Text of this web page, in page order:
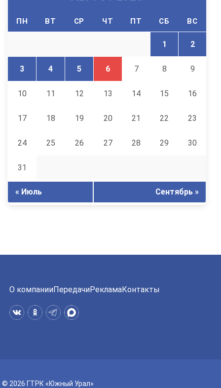
ПН ВТ СР ЧТ ПТ СБ ВС
1 2
3 4 5 6 7 8 9
10 11 12 13 14 15 16
17 18 19 20 21 22 23
24 25 26 27 28 29 30
31
« Июль Сентябрь »
О компанииПередачиРекламаКонтакты
© 2026 ГТРК «Южный Урал»